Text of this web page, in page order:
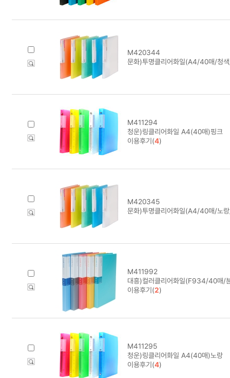
M420344
문화)투명클리어화일(A4/40매/청
M411294
청운)링클리어화일 A4(40매)핑크
이용후기(4)
M420345
문화)투명클리어화일(A4/40매/노
M411992
대흥)컬러클리어화일(F934/40매/
이용후기(2)
M411295
청운)링클리어화일 A4(40매)노랑
이용후기(4)